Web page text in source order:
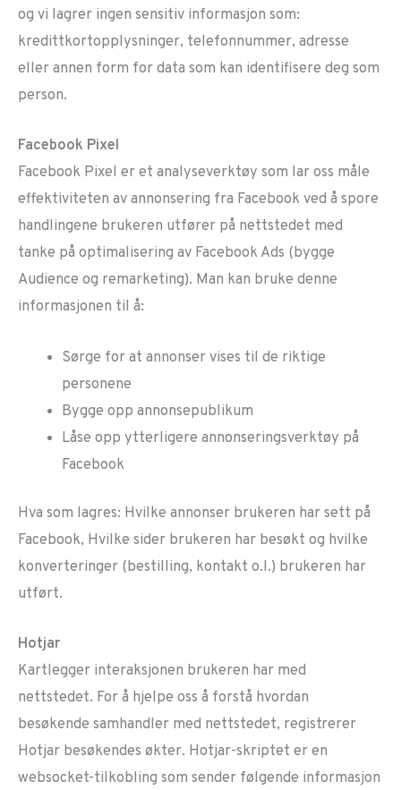
og vi lagrer ingen sensitiv informasjon som:
kredittkortopplysninger, telefonnummer, adresse
eller annen form for data som kan identifisere deg som
person.
Facebook Pixel
Facebook Pixel er et analyseverktøy som lar oss måle
effektiviteten av annonsering fra Facebook ved å spore
handlingene brukeren utfører på nettstedet med
tanke på optimalisering av Facebook Ads (bygge
Audience og remarketing). Man kan bruke denne
informasjonen til å:
Sørge for at annonser vises til de riktige
personene
Bygge opp annonsepublikum
Låse opp ytterligere annonseringsverktøy på
Facebook
Hva som lagres: Hvilke annonser brukeren har sett på
Facebook, Hvilke sider brukeren har besøkt og hvilke
konverteringer (bestilling, kontakt o.l.) brukeren har
utført.
Hotjar
Kartlegger interaksjonen brukeren har med
nettstedet. For å hjelpe oss å forstå hvordan
besøkende samhandler med nettstedet, registrerer
Hotjar besøkendes økter. Hotjar-skriptet er en
websocket-tilkobling som sender følgende informasjon